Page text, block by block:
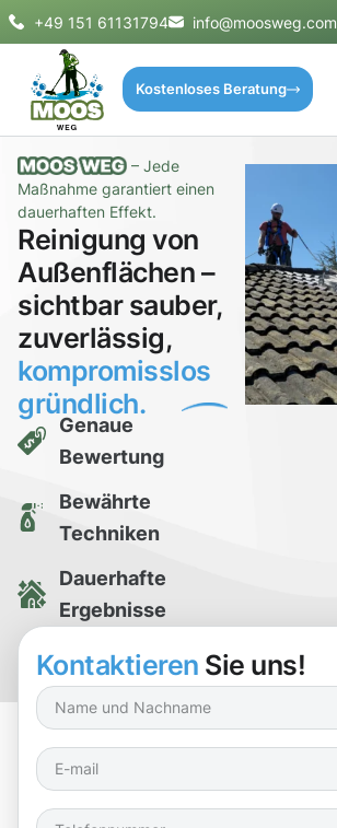
+49 151 61131794 info@moosweg.com
Kostenloses Beratung
– Jede
Maßnahme garantiert einen
dauerhaften Effekt.
Reinigung von
Außenflächen –
sichtbar sauber,
zuverlässig,
kompromisslos
gründlich.
Genaue
Bewertung
Bewährte
Techniken
Dauerhafte
Ergebnisse
Kostenlose
Reinigungsprobe
Kontaktieren Sie uns!